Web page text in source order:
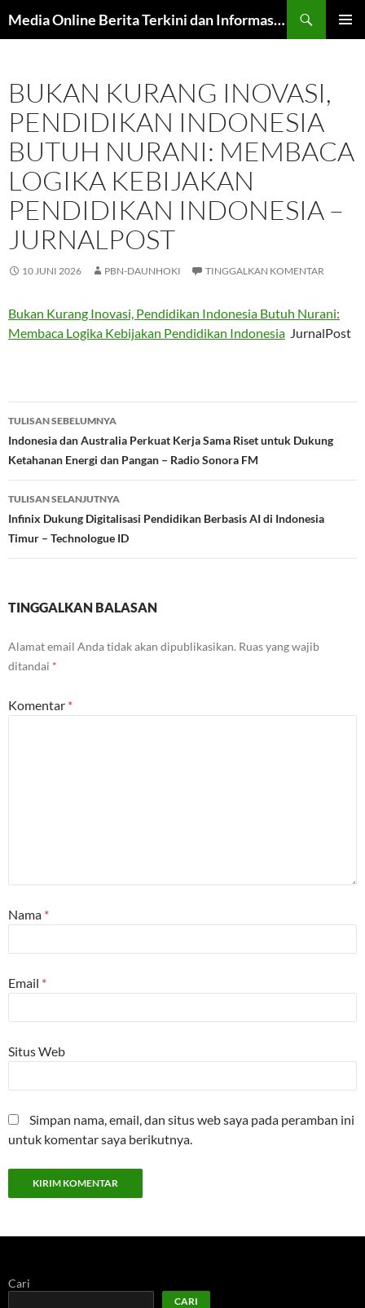
ke
Media Online Berita Terkini dan Informasi Harian
BUKAN KURANG INOVASI,
PENDIDIKAN INDONESIA
BUTUH NURANI: MEMBACA
LOGIKA KEBIJAKAN
PENDIDIKAN INDONESIA –
JURNALPOST
10 JUNI 2026 PBN-DAUNHOKI TINGGALKAN KOMENTAR
Bukan Kurang Inovasi, Pendidikan Indonesia Butuh Nurani:
Membaca Logika Kebijakan Pendidikan Indonesia JurnalPost
Navigasi
Tulisan
TULISAN SEBELUMNYA
Indonesia dan Australia Perkuat Kerja Sama Riset untuk Dukung
Ketahanan Energi dan Pangan – Radio Sonora FM
TULISAN SELANJUTNYA
Infinix Dukung Digitalisasi Pendidikan Berbasis AI di Indonesia
Timur – Technologue ID
TINGGALKAN BALASAN
Alamat email Anda tidak akan dipublikasikan. Ruas yang wajib
ditandai *
Komentar *
Nama *
Email *
Situs Web
Simpan nama, email, dan situs web saya pada peramban ini
untuk komentar saya berikutnya.
Cari
CARI